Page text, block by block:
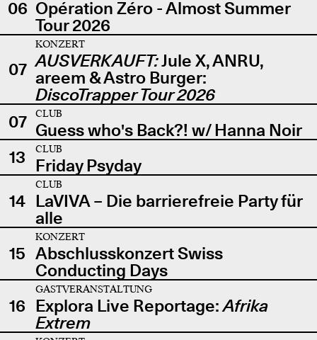
06 Opération Zéro - Almost Summer
Tour 2026
07
KONZERT
AUSVERKAUFT:Jule X, ANRU,
areem & Astro Burger:
DiscoTrapper Tour 2026
07
CLUB
Guess who's Back?! w/ Hanna Noir
13
CLUB
Friday Psyday
14
CLUB
LaVIVA – Die barrierefreie Party für
alle
15
KONZERT
Abschlusskonzert Swiss
Conducting Days
16
GASTVERANSTALTUNG
Explora Live Reportage:Afrika
Extrem